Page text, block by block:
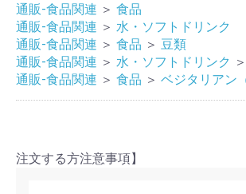
通販-食品関連 ＞ 食品
通販-食品関連 ＞ 水・ソフトドリンク
通販-食品関連 ＞ 食品 ＞ 豆類
通販-食品関連 ＞ 水・ソフトドリンク ＞
通販-食品関連 ＞ 食品 ＞ ベジタリアン
【食
注文する方注意事項】